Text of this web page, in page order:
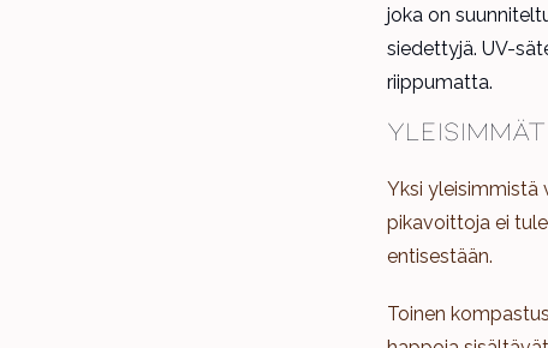
joka on
siedettyjä. UV-
riippumatta.
Yksi yleisimmistä
pikavoittoja ei
entisestään.
Toinen